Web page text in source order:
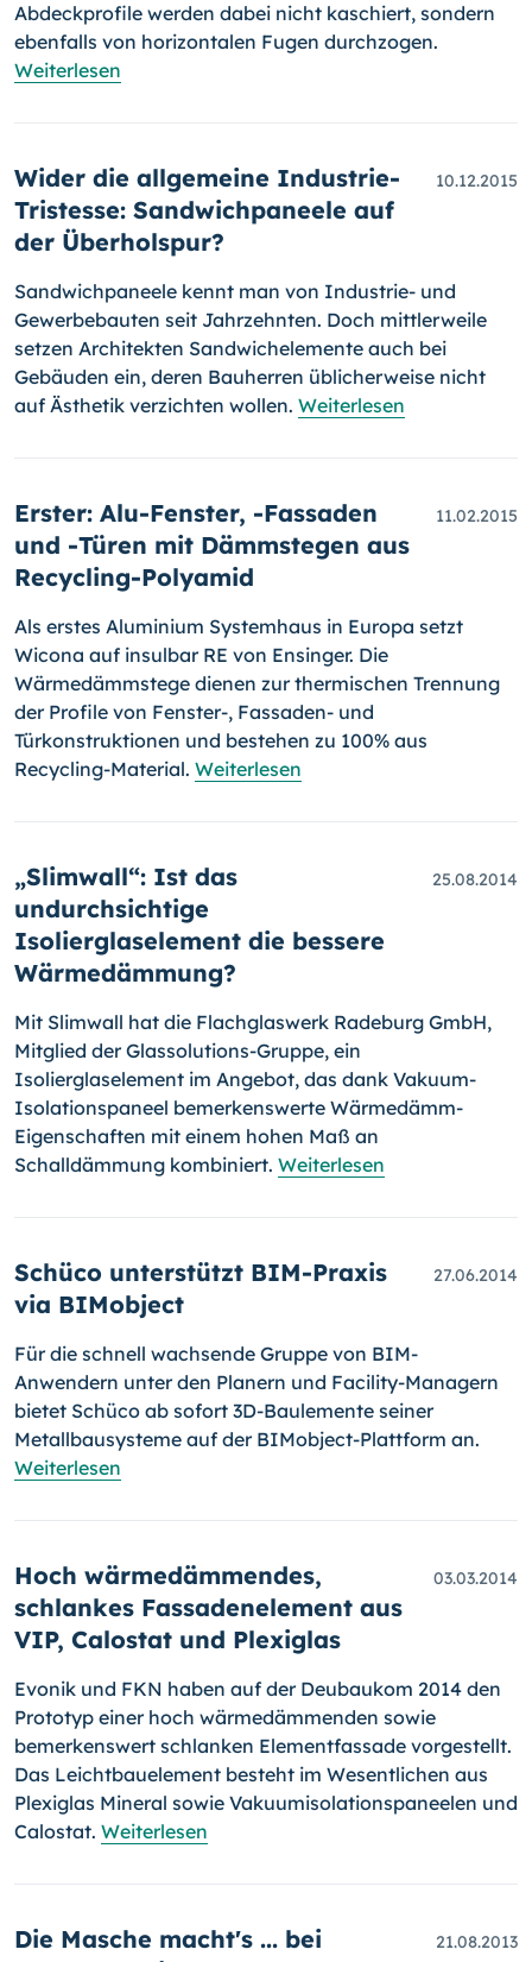
Abdeckprofile werden dabei nicht kaschiert, sondern
eben­falls von horizontalen Fugen durchzogen.
Weiterlesen
Wider die allgemeine Industrie-
Tristesse: Sandwichpaneele auf
der Überholspur?
10.12.2015
Sandwichpaneele kennt man von Industrie- und
Gewerbebauten seit Jahr­zehnten. Doch mittlerweile
setzen Architekten Sandwichelemente auch bei
Gebäuden ein, deren Bauherren üblicherweise nicht
auf Ästhetik verzichten wollen. Weiterlesen
Erster: Alu-Fenster, -Fassaden
und -Türen mit Dämmstegen aus
Recycling-Polyamid
11.02.2015
Als erstes Aluminium Systemhaus in Europa setzt
Wicona auf insulbar RE von Ensinger. Die
Wärmedämmstege dienen zur thermischen Tren­nung
der Profile von Fenster-, Fassaden- und
Türkonstruktionen und bestehen zu 100% aus
Recycling-Material. Weiterlesen
„Slimwall“: Ist das
undurchsichtige
Isolierglaselement die bessere
Wärmedämmung?
25.08.2014
Mit Slimwall hat die Flachglaswerk Radeburg GmbH,
Mitglied der Glas­so­lu­tions-Gruppe, ein
Isolierglaselement im Angebot, das dank Vakuum-
Isola­tionspaneel bemerkenswerte Wärmedämm-
Eigenschaften mit einem hohen Maß an
Schalldämmung kombiniert. Weiterlesen
Schüco unterstützt BIM-Praxis
via BIMobject
27.06.2014
Für die schnell wachsende Gruppe von BIM-
Anwendern unter den Pla­nern und Facility-Managern
bietet Schüco ab sofort 3D-Baule­men­te seiner
Metallbausysteme auf der BIMobject-Plattform an.
Weiterlesen
Hoch wärmedämmendes,
schlankes Fassadenelement aus
VIP, Calostat und Plexiglas
03.03.2014
Evonik und FKN haben auf der Deubaukom 2014 den
Prototyp einer hoch wärmedämmenden sowie
bemerkenswert schlanken Elementfas­sade vorge­stellt.
Das Leichtbauelement besteht im Wesentlichen aus
Plexiglas Mineral sowie Vakuumisolationspaneelen und
Calostat. Weiterlesen
Die Masche macht's ... bei
21.08.2013